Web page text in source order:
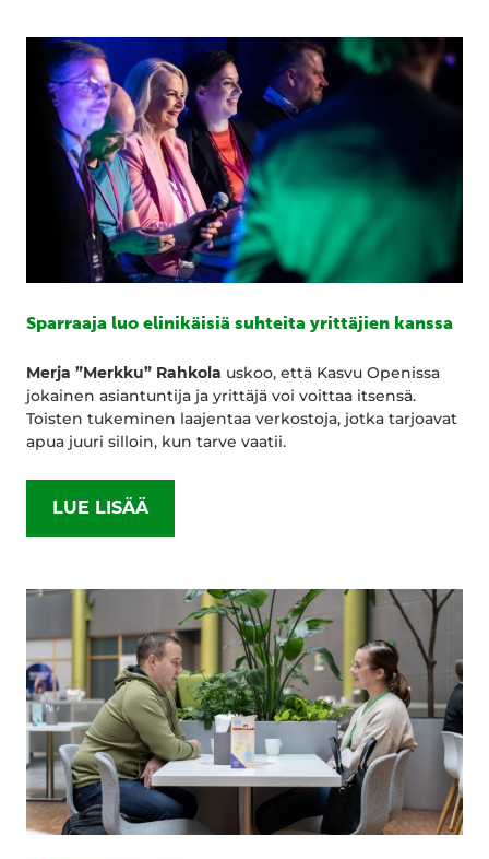
Sparraaja luo elinikäisiä suhteita yrittäjien kanssa
Merja ”Merkku” Rahkola uskoo, että Kasvu Openissa
jokainen asiantuntija ja yrittäjä voi voittaa itsensä.
Toisten tukeminen laajentaa verkostoja, jotka tarjoavat
apua juuri silloin, kun tarve vaatii.
LUE LISÄÄ